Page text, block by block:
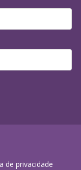
de privacidade